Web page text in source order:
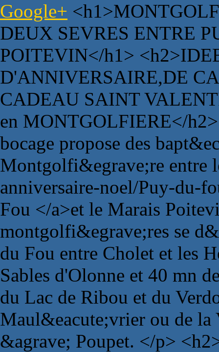
Google+
DEUX SEVRES ENTRE
POITEVIN</h1>
D'ANNIVERSAIRE,DE
CADEAU SAINT
en MONTGOLFIERE</
bocage propose des
Montgolfi&egrave;re entre
anniversaire-noel/Puy-du-
Fou </a>et le Marais
montgolfi&egrave;res se
du Fou entre Cholet et les
Sables d'Olonne et 40 mn
du Lac de Ribou et du
Maul&eacute;vrier ou de la
&agrave; Poupet. </p>